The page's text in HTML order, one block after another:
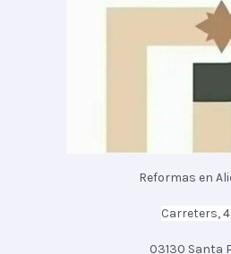
Reformas en
Carreters,
03130 Santa